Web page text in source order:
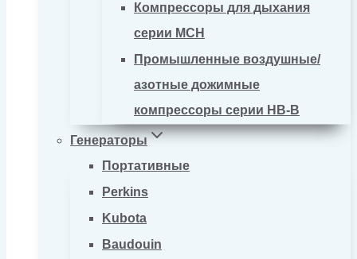
Компрессоры для дыхания
серии MCH
Промышленные воздушные/
азотные дожимные
компрессоры серии HB-B
Генераторы
Портативные
Perkins
Kubota
Baudouin